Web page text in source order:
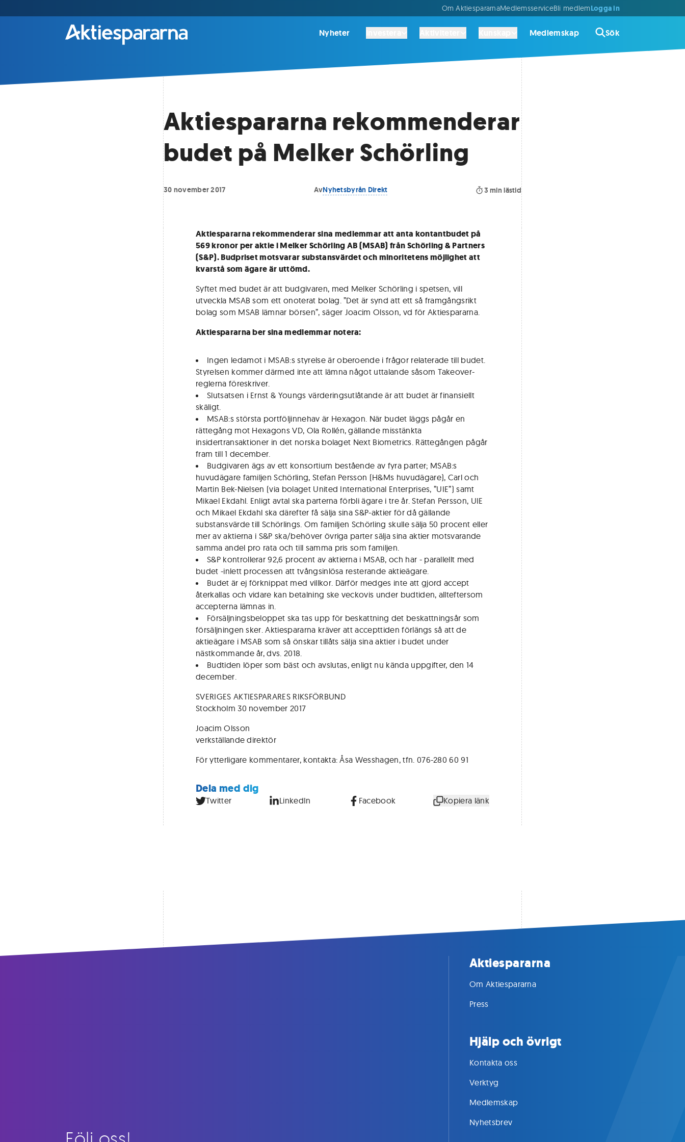
Om AktiespararnaMedlemsserviceBli medlemLogga in
Nyheter Medlemskap Sök
Aktiespararna rekommenderar
budet på Melker Schörling
30 november 2017 AvNyhetsbyrån Direkt 3 min lästid
Aktiespararna rekommenderar sina medlemmar att anta kontantbudet på
569 kronor per aktie i Melker Schörling AB (MSAB) från Schörling & Partners
(S&P). Budpriset motsvarar substansvärdet och minoritetens möjlighet att
kvarstå som ägare är uttömd.
Syftet med budet är att budgivaren, med Melker Schörling i spetsen, vill
utveckla MSAB som ett onoterat bolag. ”Det är synd att ett så framgångsrikt
bolag som MSAB lämnar börsen”, säger Joacim Olsson, vd för Aktiespararna.
Aktiespararna ber sina medlemmar notera:
Ingen ledamot i MSAB:s styrelse är oberoende i frågor relaterade till budet.
Styrelsen kommer därmed inte att lämna något uttalande såsom Takeover-
reglerna föreskriver.
Slutsatsen i Ernst & Youngs värderingsutlåtande är att budet är finansiellt
skäligt.
MSAB:s största portföljinnehav är Hexagon. När budet läggs pågår en
rättegång mot Hexagons VD, Ola Rollén, gällande misstänkta
insidertransaktioner in det norska bolaget Next Biometrics. Rättegången pågår
fram till 1 december.
Budgivaren ägs av ett konsortium bestående av fyra parter; MSAB:s
huvudägare familjen Schörling, Stefan Persson (H&Ms huvudägare), Carl och
Martin Bek-Nielsen (via bolaget United International Enterprises, ”UIE”) samt
Mikael Ekdahl. Enligt avtal ska parterna förbli ägare i tre år. Stefan Persson, UIE
och Mikael Ekdahl ska därefter få sälja sina S&P-aktier för då gällande
substansvärde till Schörlings. Om familjen Schörling skulle sälja 50 procent eller
mer av aktierna i S&P ska/behöver övriga parter sälja sina aktier motsvarande
samma andel pro rata och till samma pris som familjen.
S&P kontrollerar 92,6 procent av aktierna i MSAB, och har - parallellt med
budet -inlett processen att tvångsinlösa resterande aktieägare.
Budet är ej förknippat med villkor. Därför medges inte att gjord accept
återkallas och vidare kan betalning ske veckovis under budtiden, allteftersom
accepterna lämnas in.
Försäljningsbeloppet ska tas upp för beskattning det beskattningsår som
försäljningen sker. Aktiespararna kräver att accepttiden förlängs så att de
aktieägare i MSAB som så önskar tillåts sälja sina aktier i budet under
nästkommande år, dvs. 2018.
Budtiden löper som bäst och avslutas, enligt nu kända uppgifter, den 14
december.
SVERIGES AKTIESPARARES RIKSFÖRBUND
Stockholm 30 november 2017
Joacim Olsson
verkställande direktör
För ytterligare kommentarer, kontakta: Åsa Wesshagen, tfn. 076-280 60 91
Dela med dig
Twitter LinkedIn Facebook Kopiera länk
Aktiespararna
Om Aktiespararna
Press
Hjälp och övrigt
Kontakta oss
Verktyg
Medlemskap
Nyhetsbrev